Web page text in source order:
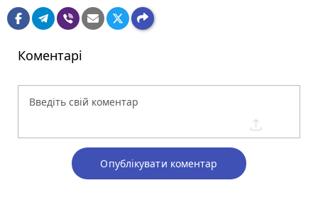
Коментарі
Опублікувати коментар